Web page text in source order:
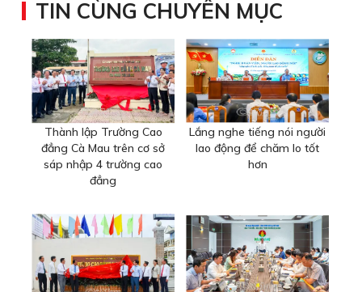
TIN CÙNG CHUYÊN MỤC
Thành lập Trường Cao
đẳng Cà Mau trên cơ sở
sáp nhập 4 trường cao
đẳng
Lắng nghe tiếng nói người
lao động để chăm lo tốt
hơn